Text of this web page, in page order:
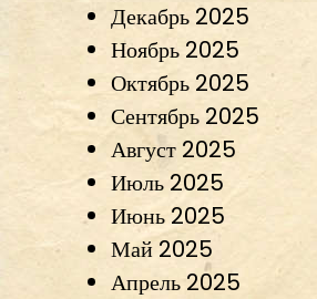
Декабрь 2025
Ноябрь 2025
Октябрь 2025
Сентябрь 2025
Август 2025
Июль 2025
Июнь 2025
Май 2025
Апрель 2025